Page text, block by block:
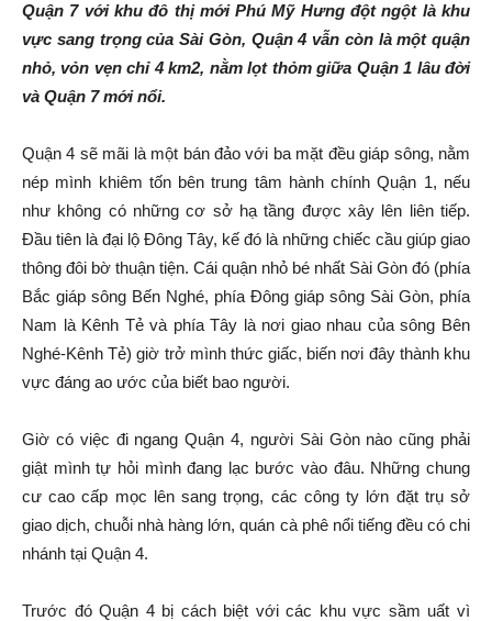
Quận 7 với khu đô thị mới Phú Mỹ Hưng đột ngột là khu
vực sang trọng của Sài Gòn, Quận 4 vẫn còn là một quận
nhỏ, vỏn vẹn chỉ 4 km2, nằm lọt thỏm giữa Quận 1 lâu đời
và Quận 7 mới nổi.
Quận 4 sẽ mãi là một bán đảo với ba mặt đều giáp sông, nằm
nép mình khiêm tốn bên trung tâm hành chính Quận 1, nếu
như không có những cơ sở hạ tầng được xây lên liên tiếp.
Đầu tiên là đại lộ Đông Tây, kế đó là những chiếc cầu giúp giao
thông đôi bờ thuận tiện. Cái quận nhỏ bé nhất Sài Gòn đó (phía
Bắc giáp sông Bến Nghé, phía Đông giáp sông Sài Gòn, phía
Nam là Kênh Tẻ và phía Tây là nơi giao nhau của sông Bên
Nghé-Kênh Tẻ) giờ trở mình thức giấc, biến nơi đây thành khu
vực đáng ao ước của biết bao người.
Giờ có việc đi ngang Quận 4, người Sài Gòn nào cũng phải
giật mình tự hỏi mình đang lạc bước vào đâu. Những chung
cư cao cấp mọc lên sang trọng, các công ty lớn đặt trụ sở
giao dịch, chuỗi nhà hàng lớn, quán cà phê nổi tiếng đều có chi
nhánh tại Quận 4.
Trước đó Quận 4 bị cách biệt với các khu vực sầm uất vì